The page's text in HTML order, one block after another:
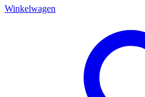
Winkelwagen